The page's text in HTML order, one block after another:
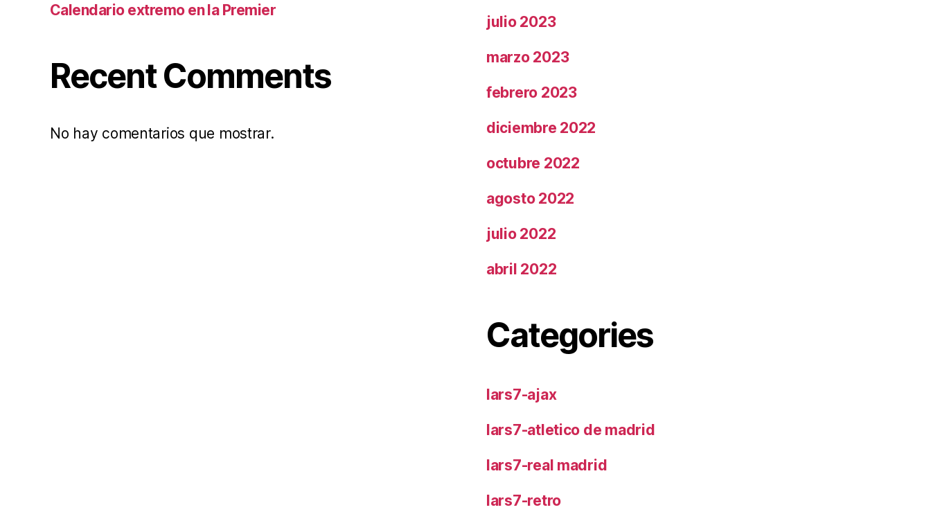
Calendario extremo en la Premier
Recent Comments
No hay comentarios que mostrar.
julio 2023
marzo 2023
febrero 2023
diciembre 2022
octubre 2022
agosto 2022
julio 2022
abril 2022
Categories
lars7-ajax
lars7-atletico de madrid
lars7-real madrid
lars7-retro